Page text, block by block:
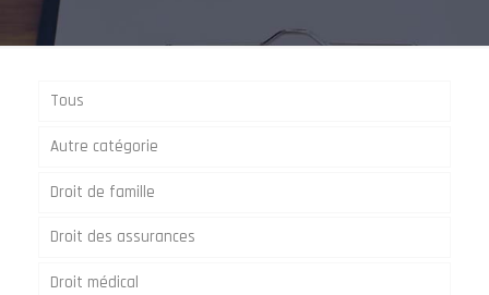
Tous
Autre catégorie
Droit de famille
Droit des assurances
Droit médical